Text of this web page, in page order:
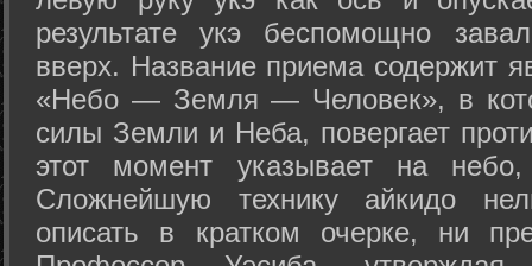
результате укэ беспомощно
вверх. Название приема содержит
«Небо — Земля — Человек», в
силы Земли и Неба, повергает
этот момент указывает на
Сложнейшую технику айкидо
описать в кратком очерке, ни